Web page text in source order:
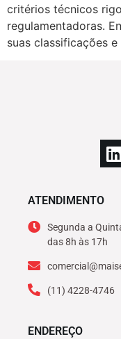
critérios técnicos
regulamentadoras.
suas classificações
ATENDIMENTO
Segunda a
das 8h às 17h
(11) 4228-4746
ENDEREÇO